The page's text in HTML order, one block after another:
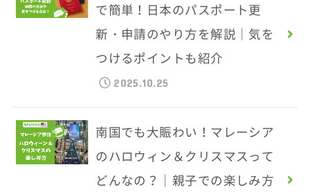
で簡単！日本のパスポート更
新・申請のやり方を解説｜気を
つけるポイントも紹介
2025.10.25
南国でも大賑わい！マレーシア
のハロウィン＆クリスマスって
どんなの？｜親子での楽しみ方